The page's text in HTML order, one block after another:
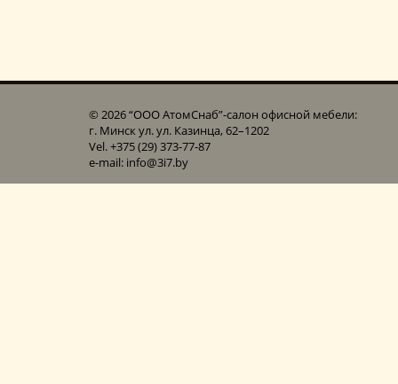
© 2026 “ООО АтомСнаб”-cалон офисной мебели:
г. Минск ул. ул. Казинца, 62–1202
Vel. +375 (29) 373-77-87
e-mail: info@3i7.by